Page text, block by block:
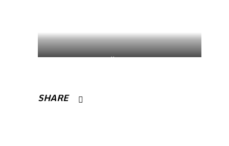
Julio 2019
SHARE